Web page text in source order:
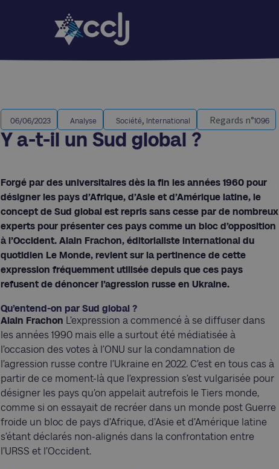
06/06/2023 Analyse Société, International Regards n°1096
Y a-t-il un Sud global ?
Forgé par des universitaires dès la fin les années 1960 pour
désigner les pays d’Afrique, d’Asie et d’Amérique latine, le
concept de Sud global est repris sans cesse par de nombreux
experts pour présenter ces pays comme un bloc d’opposition
à l’Occident. Alain Frachon, éditorialiste international du
quotidien Le Monde, revient sur la pertinence de cette
expression fréquemment utilisée depuis que ces pays
refusent de dénoncer l’agression russe en Ukraine.
Qu’entend-on par Sud global ?
Alain Frachon L’expression a commencé à se diffuser dans
les années 1990 mais elle a surtout été médiatisée à
l’occasion des votes à l’ONU sur la condamnation de
l’agression russe contre l’Ukraine en 2022. C’est en tous cas à
partir de ce moment-là que l’expression s’est vulgarisée pour
désigner les pays qu’on appelait autrefois le Tiers monde,
comme si on essayait de recréer dans un monde post Guerre
froide un bloc de pays d’Afrique, d’Asie et d’Amérique latine
s’étant déclarés non-alignés dans la confrontation entre
l’URSS et l’Occident.